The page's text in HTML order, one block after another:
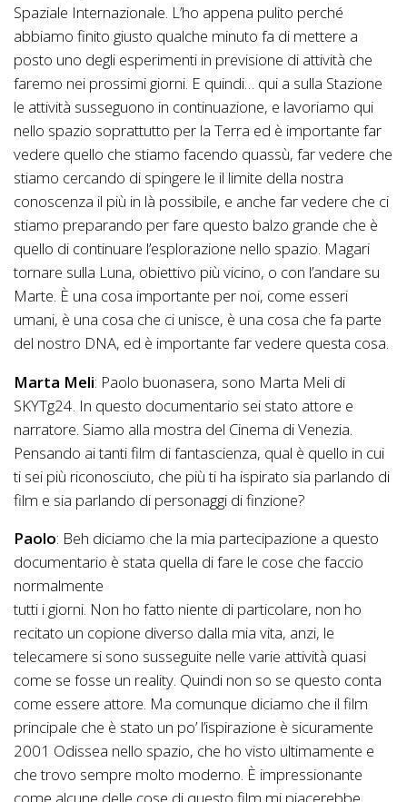
Spaziale Internazionale. L’ho appena pulito perché
abbiamo finito giusto qualche minuto fa di mettere a
posto uno degli esperimenti in previsione di attività che
faremo nei prossimi giorni. E quindi… qui a sulla Stazione
le attività susseguono in continuazione, e lavoriamo qui
nello spazio soprattutto per la Terra ed è importante far
vedere quello che stiamo facendo quassù, far vedere che
stiamo cercando di spingere le il limite della nostra
conoscenza il più in là possibile, e anche far vedere che ci
stiamo preparando per fare questo balzo grande che è
quello di continuare l’esplorazione nello spazio. Magari
tornare sulla Luna, obiettivo più vicino, o con l’andare su
Marte. È una cosa importante per noi, come esseri
umani, è una cosa che ci unisce, è una cosa che fa parte
del nostro DNA, ed è importante far vedere questa cosa.
Marta Meli: Paolo buonasera, sono Marta Meli di
SKYTg24. In questo documentario sei stato attore e
narratore. Siamo alla mostra del Cinema di Venezia.
Pensando ai tanti film di fantascienza, qual è quello in cui
ti sei più riconosciuto, che più ti ha ispirato sia parlando di
film e sia parlando di personaggi di finzione?
Paolo: Beh diciamo che la mia partecipazione a questo
documentario è stata quella di fare le cose che faccio
normalmente
tutti i giorni. Non ho fatto niente di particolare, non ho
recitato un copione diverso dalla mia vita, anzi, le
telecamere si sono susseguite nelle varie attività quasi
come se fosse un reality. Quindi non so se questo conta
come essere attore. Ma comunque diciamo che il film
principale che è stato un po’ l’ispirazione è sicuramente
2001 Odissea nello spazio, che ho visto ultimamente e
che trovo sempre molto moderno. È impressionante